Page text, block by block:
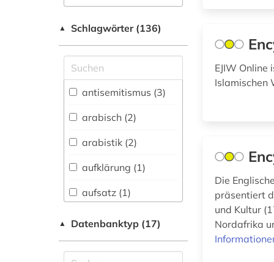
fachübergreifende
Allgemeine und
vergleichende Sprach-
und
Literaturwissenschaft.
Indogermanistik.
Außereuropäische
Sprachen und
Literaturen (0)
Anglistik.
Amerikanistik (0)
▲ Schlagwörter (136)
antisemitismus (3)
arabisch (2)
arabistik (2)
aufklärung (1)
aufsatz (1)
bayern (1)
bibliografie (1)
▲ Datenbanktyp (17)
EJIW
Islamischen
Die
präsentiert
und Kultur
Nordafrika